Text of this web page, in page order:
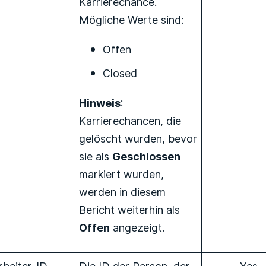
Mögliche Werte sind:
Offen
Closed
Hinweis:
Karrierechancen, die
gelöscht wurden, bevor
sie als Geschlossen
markiert wurden,
werden in diesem
Bericht weiterhin als
Offen angezeigt.